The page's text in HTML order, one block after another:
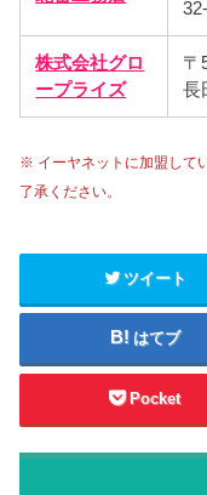
株式会社グロ
ープライズ
〒
長
※ イーヤネットに加盟して
了承ください。
ツイート
はてブ
Pocket